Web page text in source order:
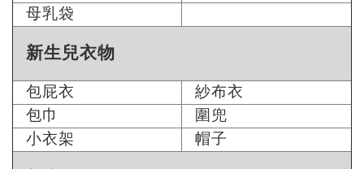
母乳袋
新生兒衣物
包屁衣
紗布衣
包巾
圍兜
小衣架
帽子